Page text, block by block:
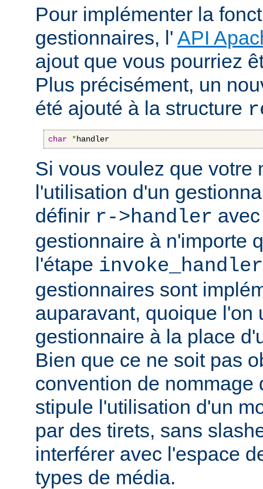
Pour implémenter la
gestionnaires, l' API
ajout que vous pourriez
Plus précisément, un
été ajouté à la structure
char *handler
Si vous voulez que votre
l'utilisation d'un
définir r->handler
gestionnaire à n'importe
l'étape invoke_handler
gestionnaires sont
auparavant, quoique l'on
gestionnaire à la place
Bien que ce ne soit pas
convention de nommage
stipule l'utilisation d'un
par des tirets, sans
interférer avec l'espace
types de média.